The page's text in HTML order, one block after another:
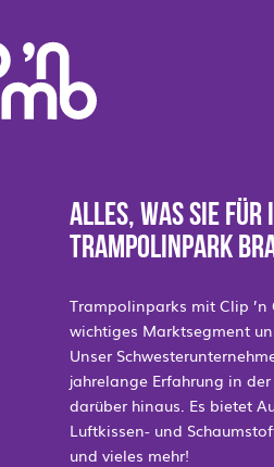
ALLES, WAS SIE FÜR
TRAMPOLINPARK
Trampolinparks mit Clip
wichtiges Marktsegment
Unser
jahrelange Erfahrung in
darüber hinaus. Es bietet
Luftkissen- und
und vieles mehr!